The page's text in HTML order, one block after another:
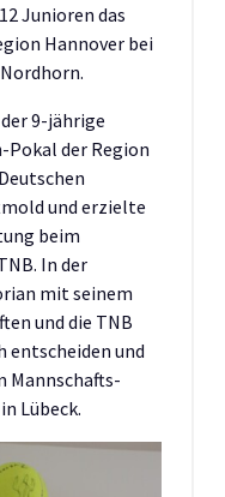
Junioren das
Hannover bei
9-jährige
der Region
und erzielte
beim
In der
mit seinem
und die TNB
entscheiden und
Lübeck.